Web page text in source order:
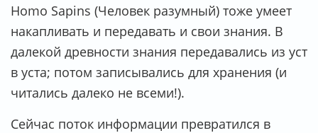
Homo Sapins (Человек разумный) тоже умеет
накапливать и передавать и свои знания. В
далекой древности знания передавались из уст
в уста; потом записывались для хранения (и
читались далеко не всеми!).
Сейчас поток информации превратился в